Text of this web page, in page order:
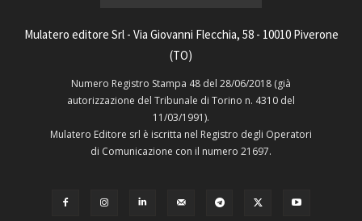
Mulatero editore Srl - Via Giovanni Flecchia, 58 - 10010 Piverone
(TO)
Numero Registro Stampa 48 del 28/06/2018 (già
autorizzazione del Tribunale di Torino n. 4310 del
11/03/1991).
Mulatero Editore srl è iscritta nel Registro degli Operatori
di Comunicazione con il numero 21697.